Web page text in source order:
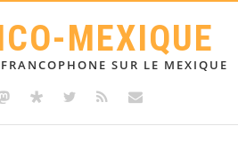
MEXIQUE
SUR LE MEXIQUE